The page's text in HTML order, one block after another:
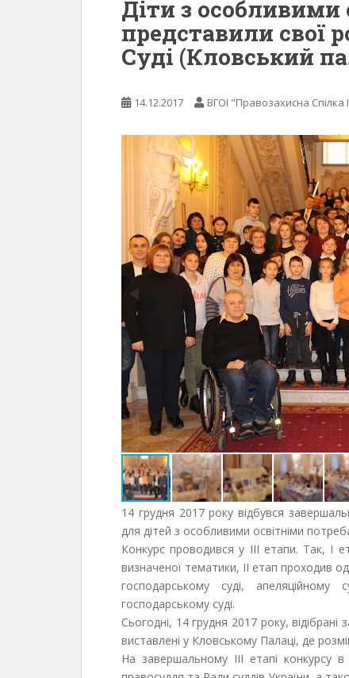
Діти з особливими
представили свої
Суді (Кловський
14.12.2017 ВГОІ "Правозахисна Спілка
14 грудня 2017 року відбувся
для дітей з особливими освітніми
Конкурс проводився у III етапи. Так, I
визначеної тематики, II етап проходив
господарському суді,
господарському суді.
Cьогодні, 14 грудня 2017 року,
виставлені у Кловському Палаці, де
На завершальному III етапі конкурсу